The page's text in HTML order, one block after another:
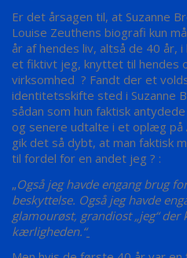
Er det årsagen til, at Suzanne
Louise Zeuthens biografi kun
år af hendes liv, altså de 40 år,
et fiktivt jeg, knyttet til hendes
virksomhed ? Fandt der et
identitetsskifte sted i Suzanne
sådan som hun faktisk
og senere udtalte i et oplæg på
gik det så dybt, at man faktisk
til fordel for en andet jeg ? :
„Også jeg havde engang brug
beskyttelse. Også jeg havde
glamourøst, grandiost „jeg“
kærligheden.“